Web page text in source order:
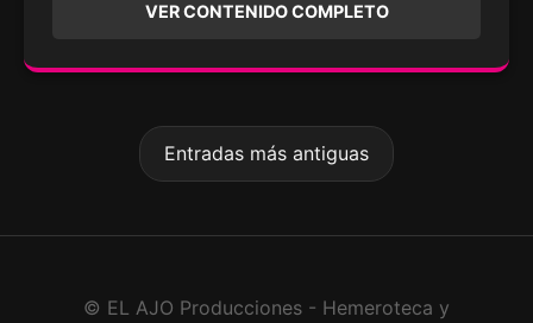
VER CONTENIDO COMPLETO
Entradas más antiguas
© EL AJO Producciones - Hemeroteca y